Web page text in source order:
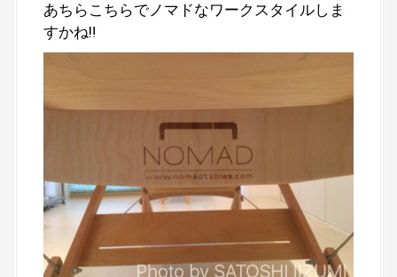
あちらこちらでノマドなワークスタイルしま
すかね‼︎